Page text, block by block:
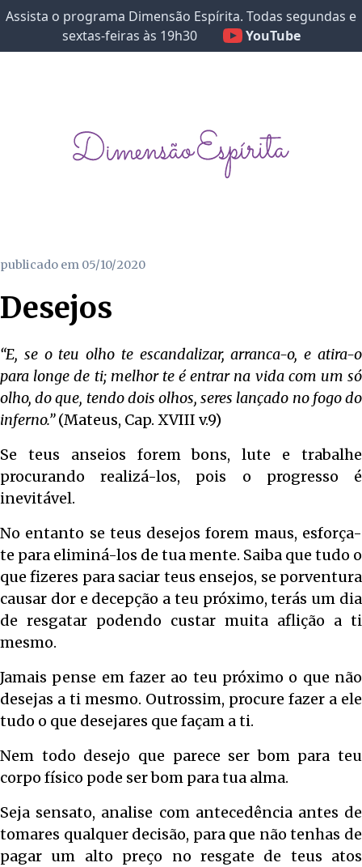
Assista o programa Dimensão Espírita. Todas segundas e
sextas-feiras às 19h30
YouTube
publicado em 05/10/2020
Desejos
“E, se o teu olho te escandalizar, arranca-o, e atira-o
para longe de ti; melhor te é entrar na vida com um só
olho, do que, tendo dois olhos, seres lançado no fogo do
inferno.”(Mateus, Cap. XVIII v.9)
Se teus anseios forem bons, lute e trabalhe
procurando realizá-los, pois o progresso é
inevitável.
No entanto se teus desejos forem maus, esforça-
te para eliminá-los de tua mente. Saiba que tudo o
que fizeres para saciar teus ensejos, se porventura
causar dor e decepção a teu próximo, terás um dia
de resgatar podendo custar muita aflição a ti
mesmo.
Jamais pense em fazer ao teu próximo o que não
desejas a ti mesmo. Outrossim, procure fazer a ele
tudo o que desejares que façam a ti.
Nem todo desejo que parece ser bom para teu
corpo físico pode ser bom para tua alma.
Seja sensato, analise com antecedência antes de
tomares qualquer decisão, para que não tenhas de
pagar um alto preço no resgate de teus atos